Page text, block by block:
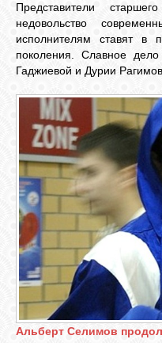
ГОСТЕВАЯ
О САЙТЕ
ВИДЕО
МУЗЫКА
САЙТЫ
ОБЪЯВЛЕНИЯ
Представители
недовольство
исполнителям ставят в
поколения. Славное дело
Гаджиевой и Дурии
Альберт Селимов